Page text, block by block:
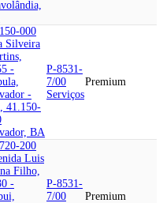
000
Silveira
-
-
41.150-
BA
P-8531-
7/00
Serviços
Premium
200
Luis
Filho,
-
P-8531-
7/00
Premium